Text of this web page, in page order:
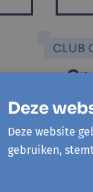
CLUB
Jens
Deze
Deze website
gebruiken,